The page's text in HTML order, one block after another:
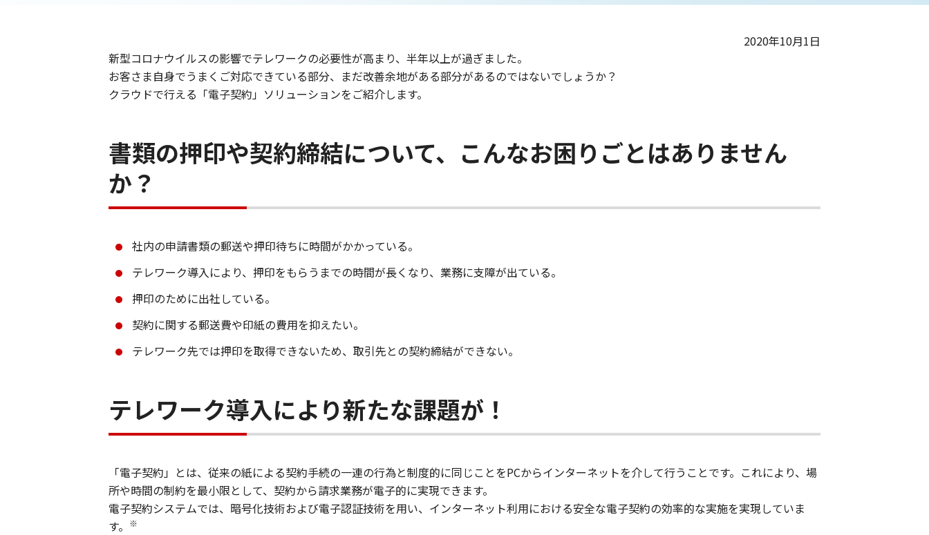
2020年10月1日
新型コロナウイルスの影響でテレワークの必要性が高まり、半年以上が過ぎました。
お客さま自身でうまくご対応できている部分、まだ改善余地がある部分があるのではないでしょうか？
クラウドで行える「電子契約」ソリューションをご紹介します。
書類の押印や契約締結について、こんなお困りごとはありません
か？
社内の申請書類の郵送や押印待ちに時間がかかっている。
テレワーク導入により、押印をもらうまでの時間が長くなり、業務に支障が出ている。
押印のために出社している。
契約に関する郵送費や印紙の費用を抑えたい。
テレワーク先では押印を取得できないため、取引先との契約締結ができない。
テレワーク導入により新たな課題が！
「電子契約」とは、従来の紙による契約手続の一連の行為と制度的に同じことをPCからインターネットを介して行うことです。これにより、場
所や時間の制約を最小限として、契約から請求業務が電子的に実現できます。
電子契約システムでは、暗号化技術および電子認証技術を用い、インターネット利用における安全な電子契約の効率的な実施を実現していま
す。
※